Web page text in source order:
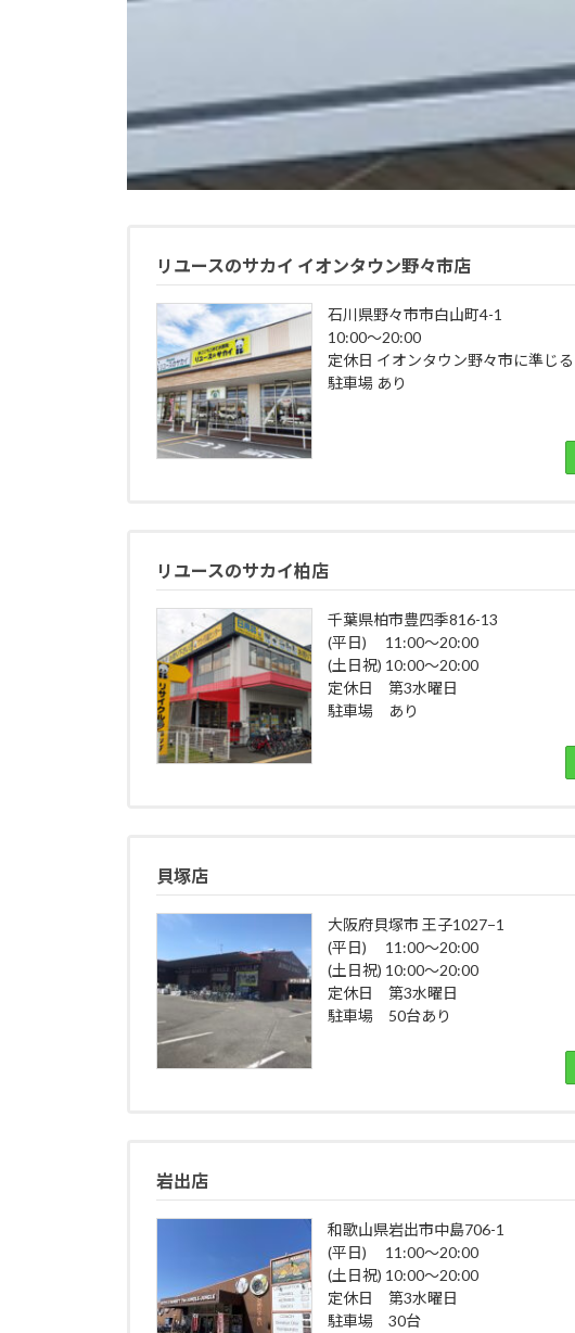
リユースのサカイ イオンタウン野々市店
石川県野々市市白山町4-1
10:00～20:00
定休日 イオンタウン野々市に準じる
駐車場 あり
リユースのサカイ柏店
千葉県柏市豊四季816-13
(平日) 11:00～20:00
(土日祝) 10:00～20:00
定休日 第3水曜日
駐車場 あり
貝塚店
大阪府貝塚市 王子1027−1
(平日) 11:00～20:00
(土日祝) 10:00～20:00
定休日 第3水曜日
駐車場 50台あり
岩出店
和歌山県岩出市中島706-1
(平日) 11:00～20:00
(土日祝) 10:00～20:00
定休日 第3水曜日
駐車場 30台